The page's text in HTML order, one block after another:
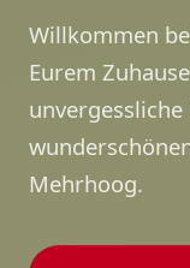
Willkommen
Eurem
Mehrhoog.